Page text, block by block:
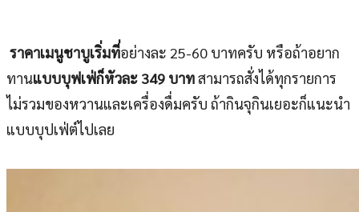
ราคาเมนูชาบูเริ่มที่อย่างละ 25-60 บาทครับ หรือถ้าอยาก
ทานแบบบุฟเฟ่ก็หัวละ 349 บาทสามารถสั่งได้ทุกรายการ
ไม่รวมของหวานและเครื่องดื่มครับ ถ้ากินจุกินเยอะก็แนะนำ
แบบบุปเฟ่ต์ไปเลย